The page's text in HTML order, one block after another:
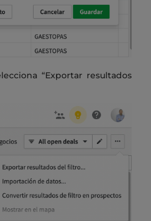
“Exportar resultados